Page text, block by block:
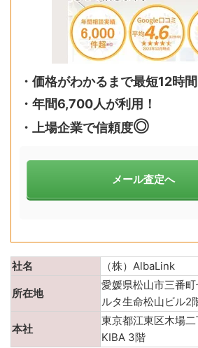
・価格がわかるまで最短12時間
・年間6,700人が利用！
・上場企業で信頼度◎
メール査定へ
社名 （株）AlbaLink
所在地
愛媛県松山市三番
ルタ生命松山ビル2
本社
東京都江東区木場
KIBA 3階